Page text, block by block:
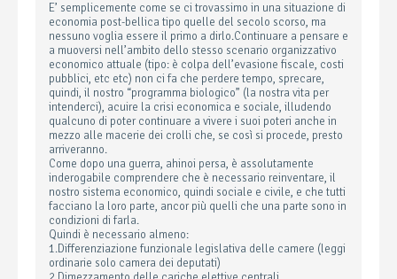
E’ semplicemente come se ci trovassimo in una situazione di
economia post-bellica tipo quelle del secolo scorso, ma
nessuno voglia essere il primo a dirlo.Continuare a pensare e
a muoversi nell’ambito dello stesso scenario organizzativo
economico attuale (tipo: è colpa dell’evasione fiscale, costi
pubblici, etc etc) non ci fa che perdere tempo, sprecare,
quindi, il nostro “programma biologico” (la nostra vita per
intenderci), acuire la crisi economica e sociale, illudendo
qualcuno di poter continuare a vivere i suoi poteri anche in
mezzo alle macerie dei crolli che, se così si procede, presto
arriveranno.
Come dopo una guerra, ahinoi persa, è assolutamente
inderogabile comprendere che è necessario reinventare, il
nostro sistema economico, quindi sociale e civile, e che tutti
facciano la loro parte, ancor più quelli che una parte sono in
condizioni di farla.
Quindi è necessario almeno:
1.Differenziazione funzionale legislativa delle camere (leggi
ordinarie solo camera dei deputati)